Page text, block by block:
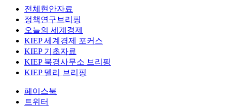
전체현안자료
정책연구브리핑
오늘의 세계경제
KIEP 세계경제 포커스
KIEP 기초자료
KIEP 북경사무소 브리핑
KIEP 델리 브리핑
페이스북
트위터